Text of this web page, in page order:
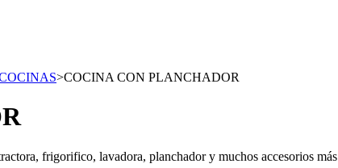
>COCINA CON PLANCHADOR
frigorifico, lavadora, planchador y muchos accesorios más